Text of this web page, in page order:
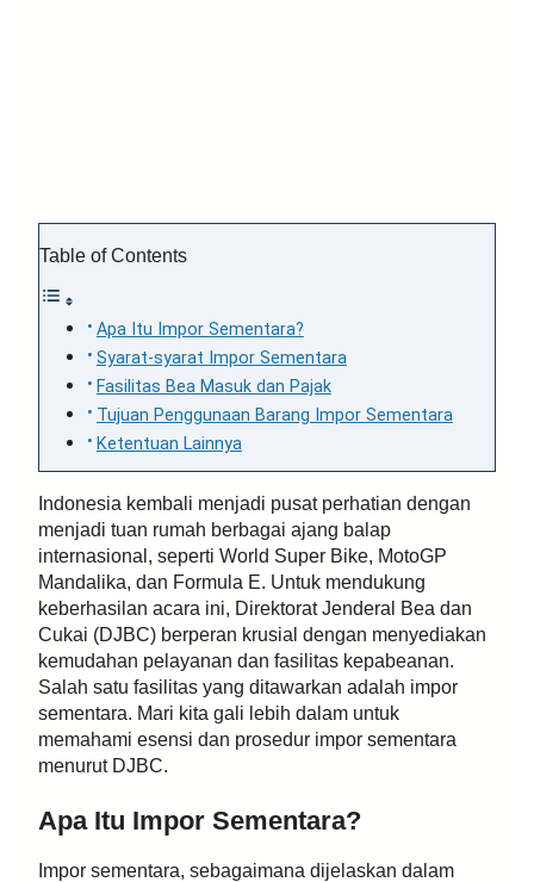
Table of Contents
Apa Itu Impor Sementara?
Syarat-syarat Impor Sementara
Fasilitas Bea Masuk dan Pajak
Tujuan Penggunaan Barang Impor Sementara
Ketentuan Lainnya
Indonesia kembali menjadi pusat perhatian dengan
menjadi tuan rumah berbagai ajang balap
internasional, seperti World Super Bike, MotoGP
Mandalika, dan Formula E. Untuk mendukung
keberhasilan acara ini, Direktorat Jenderal Bea dan
Cukai (DJBC) berperan krusial dengan menyediakan
kemudahan pelayanan dan fasilitas kepabeanan.
Salah satu fasilitas yang ditawarkan adalah impor
sementara. Mari kita gali lebih dalam untuk
memahami esensi dan prosedur impor sementara
menurut DJBC.
Apa Itu Impor Sementara?
Impor sementara, sebagaimana dijelaskan dalam